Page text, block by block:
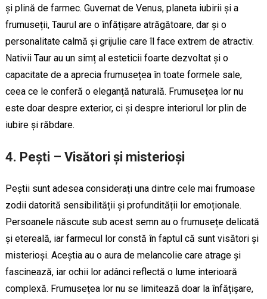
și plină de farmec. Guvernat de Venus, planeta iubirii și a
frumuseții, Taurul are o înfățișare atrăgătoare, dar și o
personalitate calmă și grijulie care îl face extrem de atractiv.
Nativii Taur au un simț al esteticii foarte dezvoltat și o
capacitate de a aprecia frumusețea în toate formele sale,
ceea ce le conferă o eleganță naturală. Frumusețea lor nu
este doar despre exterior, ci și despre interiorul lor plin de
iubire și răbdare.
4. Pești – Visători și misterioși
Peștii sunt adesea considerați una dintre cele mai frumoase
zodii datorită sensibilității și profundității lor emoționale.
Persoanele născute sub acest semn au o frumusețe delicată
și etereală, iar farmecul lor constă în faptul că sunt visători și
misterioși. Aceștia au o aura de melancolie care atrage și
fascinează, iar ochii lor adânci reflectă o lume interioară
complexă. Frumusețea lor nu se limitează doar la înfățișare,